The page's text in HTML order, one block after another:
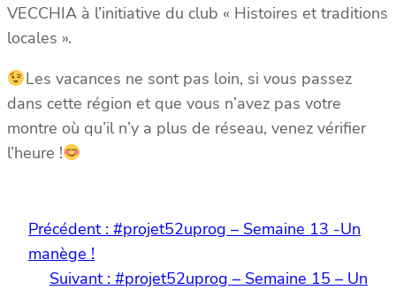
VECCHIA à l’initiative du club « Histoires et traditions
locales ».
Les vacances ne sont pas loin, si vous passez
dans cette région et que vous n’avez pas votre
montre où qu’il n’y a plus de réseau, venez vérifier
l’heure !
Précédent : #projet52uprog – Semaine 13 -Un
manège !
Suivant : #projet52uprog – Semaine 15 – Un